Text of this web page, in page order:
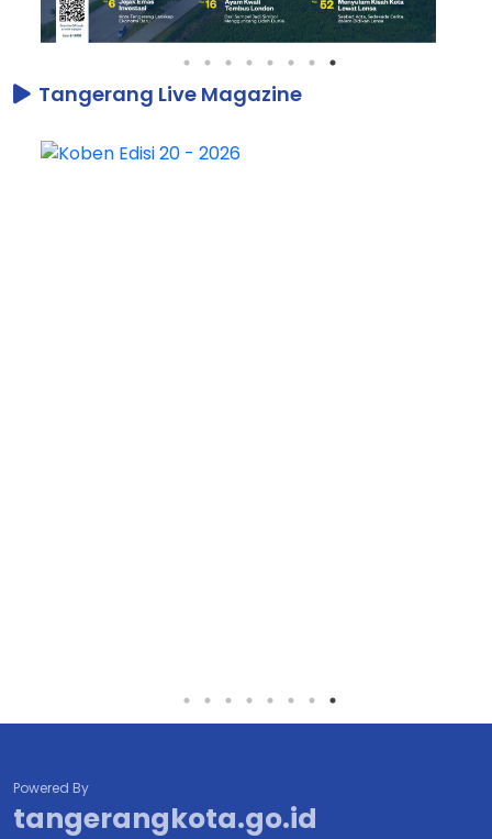
Tangerang Live Magazine
Powered By
tangerangkota.go.id